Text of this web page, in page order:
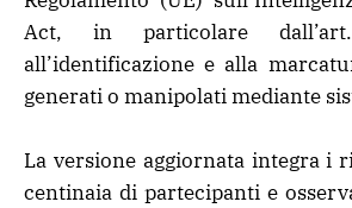
Act, in particolare
all’identificazione e alla
generati o manipolati mediante
La versione aggiornata integra i
centinaia di partecipanti e